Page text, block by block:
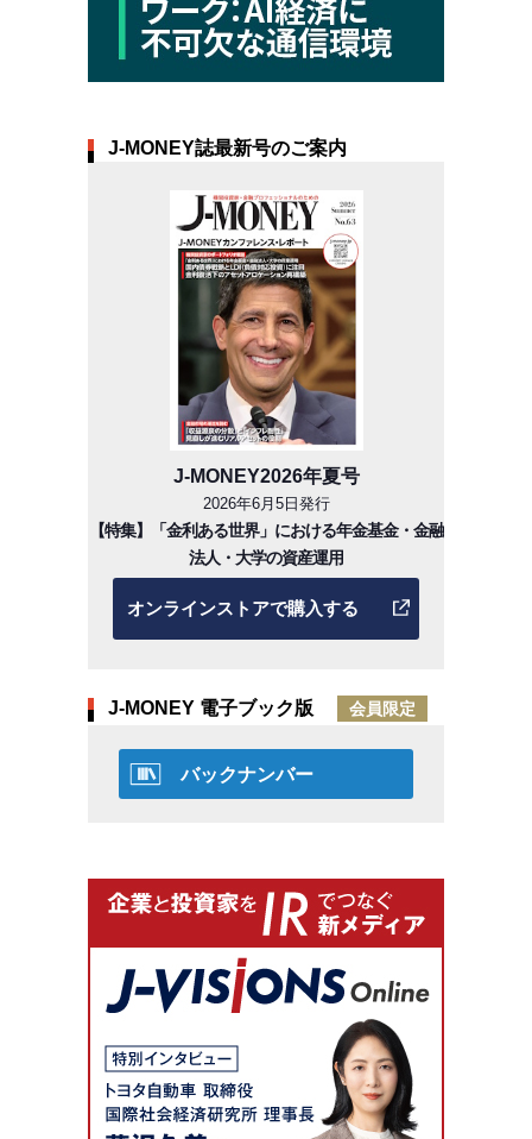
J-MONEY誌最新号のご案内
J-MONEY2026年夏号
2026年6月5日発行
【特集】「金利ある世界」における年金基金・金融
法人・大学の資産運用
オンラインストアで購入する
J-MONEY 電子ブック版 会員限定
バックナンバー